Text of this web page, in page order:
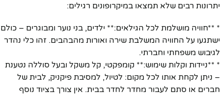
יתרונות רבים שלא תמצאו במיקרופונים רגילים:
* **חוויה מושלמת לכל הגילאים:** ילדים, בני נוער ומבוגרים – כולם
ישתגעו על החוויה המשלבת שירה ואורות מהבהבים. זהו כלי נהדר
לגיבוש משפחתי וחברתי.
* **ניידות וקלות שימוש:** קומפקטי, קל משקל ובעל סוללה נטענת
– ניתן לקחת אותו לכל מקום: לטיול, למסיבת פיקניק, לבית של
חברים או סתם לעבור מחדר לחדר בבית. אין צורך בציוד נוסף